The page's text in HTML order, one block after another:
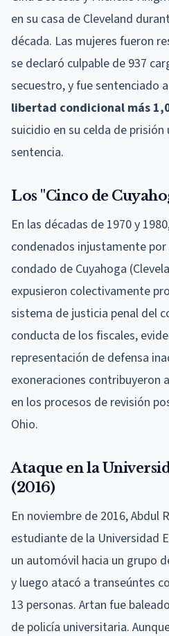
en su casa de Cleveland
década. Las mujeres fueron
se declaró culpable de 937
secuestro, y fue sentenciado a
libertad condicional más
suicidio en su celda de prisión
sentencia.
Los "Cinco de
En las décadas de 1970 y
condenados injustamente
condado de Cuyahoga
expusieron colectivamente
sistema de justicia penal del
conducta de los fiscales,
representación de defensa
exoneraciones contribuyeron
en los procesos de revisión
Ohio.
Ataque en la
(2016)
En noviembre de 2016, Abdul
estudiante de la Universidad
un automóvil hacia un grupo
y luego atacó a transeúntes
13 personas. Artan fue
de policía universitaria.